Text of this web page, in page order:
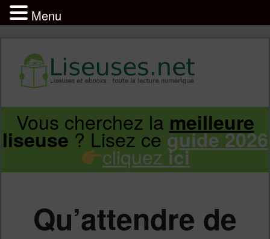
Infos sur les liseuses Kindle, Kobo,
Vivlio, Pocketbook
Aller
principal
Aller
secondaire
Vous cherchez la meilleure
liseuse? Lisez ceguide 2026
cliquez ici
Qu’attendre de
Menu